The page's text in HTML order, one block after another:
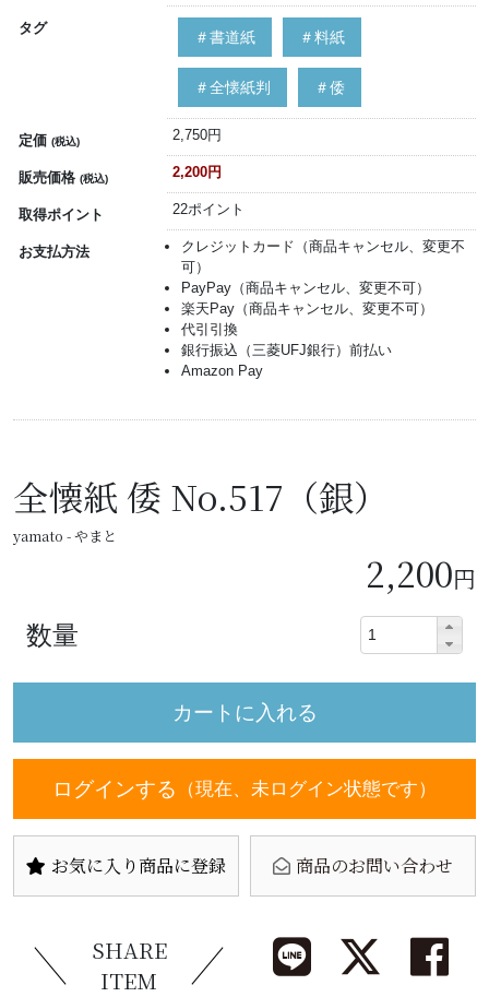
タグ
＃書道紙 ＃料紙
＃全懐紙判 ＃倭
定価 (税込) 2,750円
販売価格 (税込) 2,200円
取得ポイント 22ポイント
お支払方法
クレジットカード（商品キャンセル、変更不
可）
PayPay（商品キャンセル、変更不可）
楽天Pay（商品キャンセル、変更不可）
代引引換
銀行振込（三菱UFJ銀行）前払い
Amazon Pay
全懐紙 倭 No.517（銀）
yamato - やまと
2,200円
数量
ログインする （現在、未ログイン状態です）
お気に入り商品に登録 商品のお問い合わせ
SHARE
ITEM